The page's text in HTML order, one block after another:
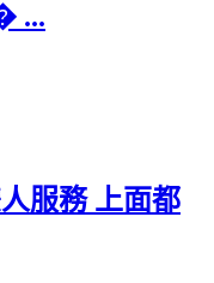
...
服務 上面都